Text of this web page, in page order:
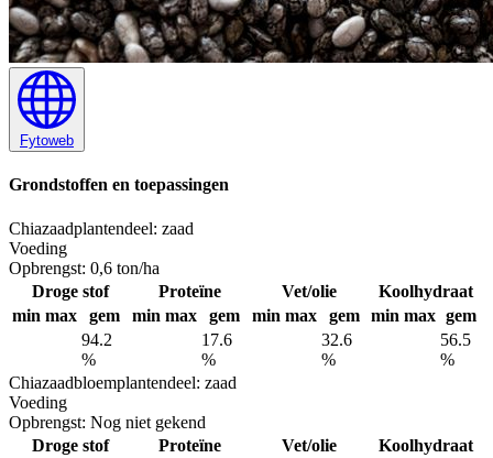
Fytoweb
Grondstoffen en toepassingen
Chiazaadplantendeel: zaad
Voeding
Opbrengst: 0,6 ton/ha
Droge stof
Proteïne Vet/olie
Koolhydraat
min max gem min max gem min max gem min max gem
94.2
%
17.6
%
32.6
%
56.5
%
Chiazaadbloemplantendeel: zaad
Voeding
Opbrengst: Nog niet gekend
Droge stof
Proteïne Vet/olie
Koolhydraat